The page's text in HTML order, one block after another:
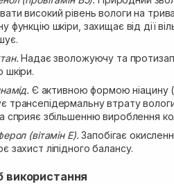
високий рівень вологи на
функцію шкіри, захищає від дії
Надає зволожуючу та
шкіри.
Є активною формою ніацину
трансепідермальну втрату
сприяє збільшенню вироблення
(вітамін Е). Запобігає
захист ліпідного балансу.
використання